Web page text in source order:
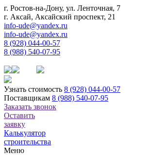
г. Ростов-на-Дону, ул. Ленточная, 7
г. Аксай, Аксайский проспект, 21
info-ude@yandex.ru
info-ude@yandex.ru
8 (928) 044-00-57
8 (988) 540-07-95
Узнать стоимость 8 (928) 044-00-57
Поставщикам 8 (988) 540-07-95
Заказать звонок
Оставить
заявку
Калькулятор
строительства
Меню